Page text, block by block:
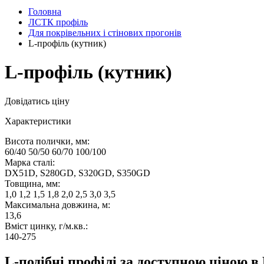
Головна
ЛСТК профіль
Для покрівельних і стінових прогонів
L-профіль (кутник)
L-профіль (кутник)
Довідатись ціну
Характеристики
Висота полички, мм:
60/40 50/50 60/70 100/100
Марка сталі:
DX51D, S280GD, S320GD, S350GD
Товщина, мм:
1,0 1,2 1,5 1,8 2,0 2,5 3,0 3,5
Максимальна довжина, м:
13,6
Вміст цинку, г/м.кв.:
140-275